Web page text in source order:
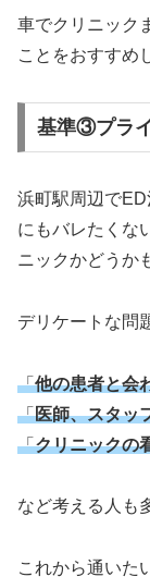
車でクリニック
ことをおすすめ
基準③プラ
浜町駅周辺で
にもバレたくな
ニックかどうか
デリケートな問
「他の患者と会
「医師、スタッ
「クリニックの
など考える人も
これから通いた